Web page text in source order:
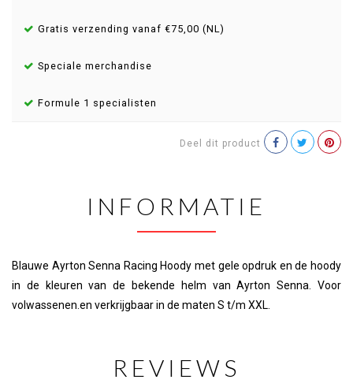
Gratis verzending vanaf €75,00 (NL)
Speciale merchandise
Formule 1 specialisten
Deel dit product
INFORMATIE
Blauwe Ayrton Senna Racing Hoody met gele opdruk en de hoody
in de kleuren van de bekende helm van Ayrton Senna. Voor
volwassenen.en verkrijgbaar in de maten S t/m XXL.
REVIEWS